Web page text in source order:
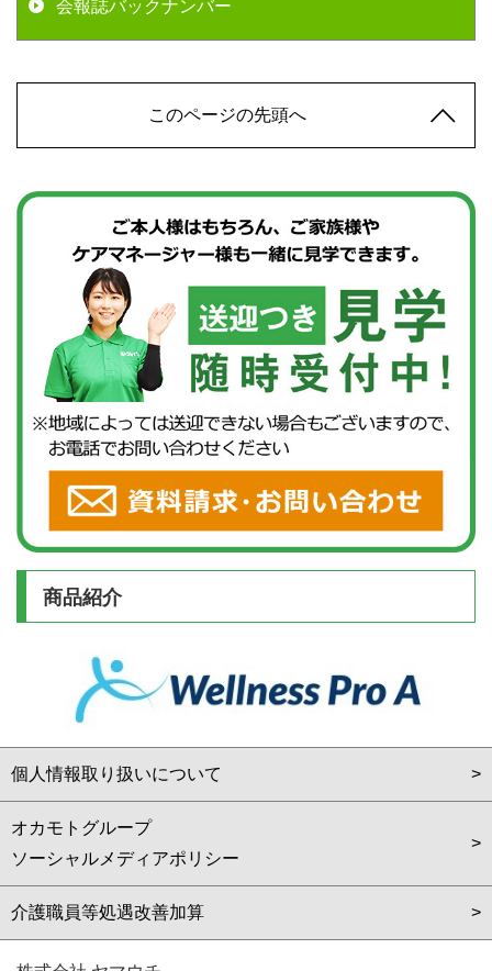
会報誌バックナンバー
このページの先頭へ
商品紹介
個人情報取り扱いについて
オカモトグループ
ソーシャルメディアポリシー
介護職員等処遇改善加算